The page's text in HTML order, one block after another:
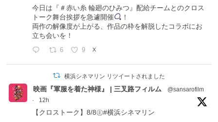
今日は『＃赤い糸 輪廻のひみつ』配給チームとのクロス
トーク舞台挨拶を急遽開催
！
両作の解像度が上がる、作品の枠を解脱したコラボにお
立ち会いを！
6 9 X
横浜シネマリン リツイートされました
映画『軍服を着た神様』 | 三叉路フィルム
@sansarofilm
·
12h
【クロストーク】8/8㊏#横浜シネマリン